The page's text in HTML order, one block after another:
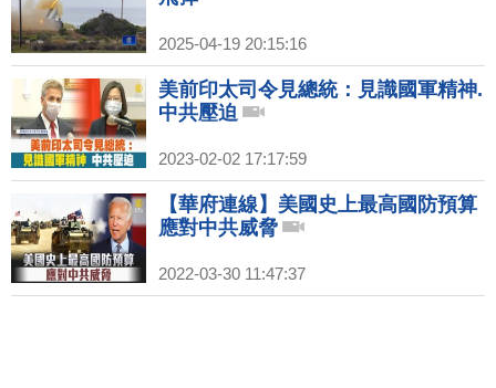
2025-04-19 20:15:16
美前印太司令見總統：見識國軍精神.
中共壓迫
2023-02-02 17:17:59
【華府連線】美國史上最高國防預算
應對中共威脅
2022-03-30 11:47:37